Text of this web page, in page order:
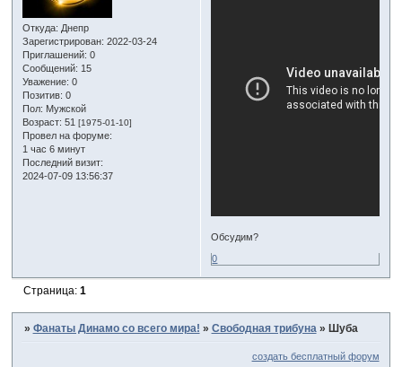
Откуда: Днепр
Зарегистрирован: 2022-03-24
Приглашений: 0
Сообщений: 15
Уважение: 0
Позитив: 0
Пол: Мужской
Возраст: 51[1975-01-10]
Провел на форуме:
1 час 6 минут
Последний визит:
2024-07-09 13:56:37
Обсудим?
0
Страница: 1
» Фанаты Динамо со всего мира! » Свободная трибуна » Шуба
создать бесплатный форум